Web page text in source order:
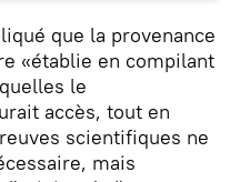
que la provenance
«établie en compilant
le
accès, tout en
scientifiques ne
mais